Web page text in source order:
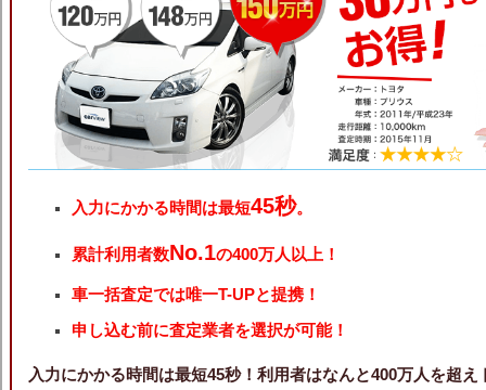
入力にかかる時間は最短45秒。
累計利用者数No.1の400万人以上！
車一括査定では唯一T-UPと提携！
申し込む前に査定業者を選択が可能！
入力にかかる時間は最短45秒！利用者はなんと400万人を超